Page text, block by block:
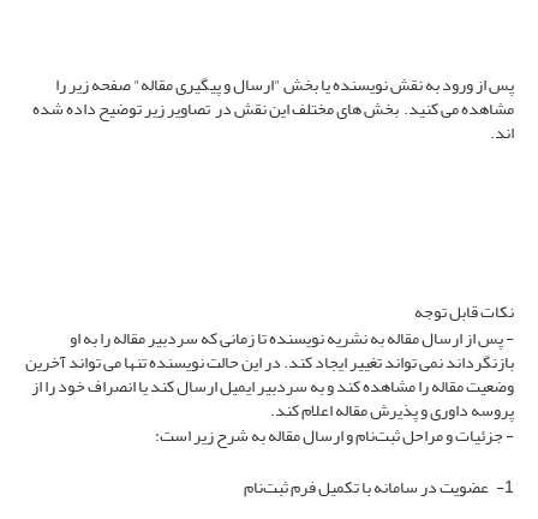
پس از ورود به نقش نویسنده یا بخش "ارسال و پیگیری مقاله" صفحه زیر را
مشاهده می کنید. بخش های مختلف این نقش در تصاویر زیر توضیح داده شده
اند.
نکات قابل توجه
- پس از ارسال مقاله به نشریه نویسنده تا زمانی که سردبیر مقاله را به او
بازنگرداند نمی تواند تغییر ایجاد کند. در این حالت نویسنده تنها می تواند آخرین
وضعیت مقاله را مشاهده کند و به سردبیر ایمیل ارسال کند یا انصراف خود را از
پروسه داوری و پذیرش مقاله اعلام کند.
- جزئیات و مراحل ثبت‌نام و ارسال مقاله به شرح زیر است:
1- عضویت در سامانه با تکمیل فرم ثبت‌نام